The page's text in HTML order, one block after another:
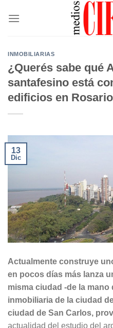
INMOBILIARIAS
¿Querés sabe qué
santafesino está
edificios en
13
Dic
Actualmente construye
en pocos días más lanza
misma ciudad -de la
inmobiliaria de la ciudad
ciudad de San Carlos,
actualidad del estudio del